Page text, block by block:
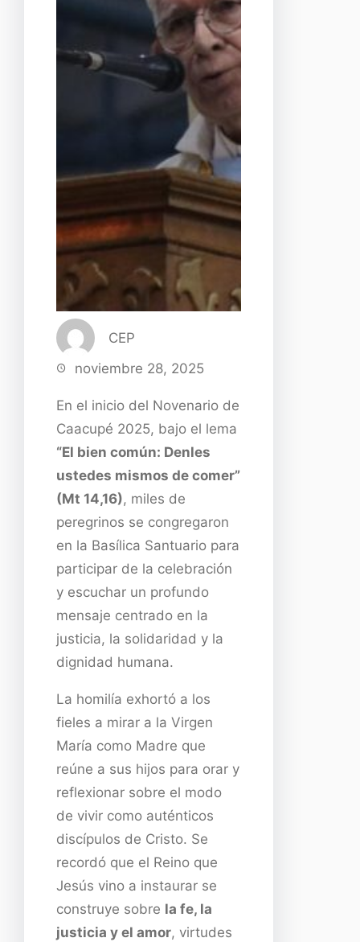
CEP
noviembre 28, 2025
En el inicio del Novenario de
Caacupé 2025, bajo el lema
“El bien común: Denles
ustedes mismos de comer”
(Mt 14,16), miles de
peregrinos se congregaron
en la Basílica Santuario para
participar de la celebración
y escuchar un profundo
mensaje centrado en la
justicia, la solidaridad y la
dignidad humana.
La homilía exhortó a los
fieles a mirar a la Virgen
María como Madre que
reúne a sus hijos para orar y
reflexionar sobre el modo
de vivir como auténticos
discípulos de Cristo. Se
recordó que el Reino que
Jesús vino a instaurar se
construye sobre la fe, la
justicia y el amor, virtudes